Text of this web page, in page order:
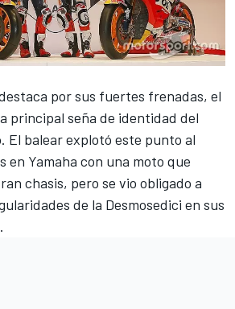
por sus fuertes frenadas, el
principal seña de identidad del
El balear explotó este punto al
en Yamaha con una moto que
chasis, pero se vio obligado a
de la Desmosedici en sus